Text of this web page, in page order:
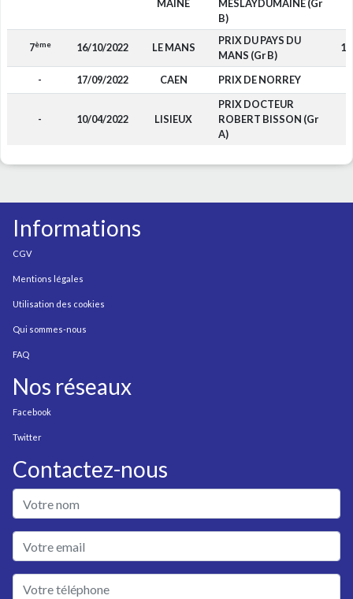
MAINE
MESLAYDUMAINE (Gr
B)
7ème 16/10/2022 LE MANS
PRIX DU PAYS DU
MANS (Gr B)
- 17/09/2022 CAEN PRIX DE NORREY
- 10/04/2022 LISIEUX
PRIX DOCTEUR
ROBERT BISSON (Gr
A)
Informations
CGV
Mentions légales
Utilisation des cookies
Qui sommes-nous
FAQ
Nos réseaux
Facebook
Twitter
Contactez-nous